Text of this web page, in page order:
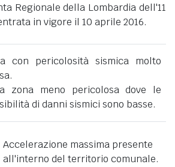
Regionale della Lombardia dell'11
in vigore il 10 aprile 2016.
con pericolosità sismica molto
zona meno pericolosa dove le
di danni sismici sono basse.
Accelerazione massima presente
all'interno del territorio comunale.